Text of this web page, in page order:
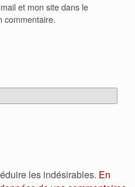
et mon site dans le
commentaire.
les indésirables. En